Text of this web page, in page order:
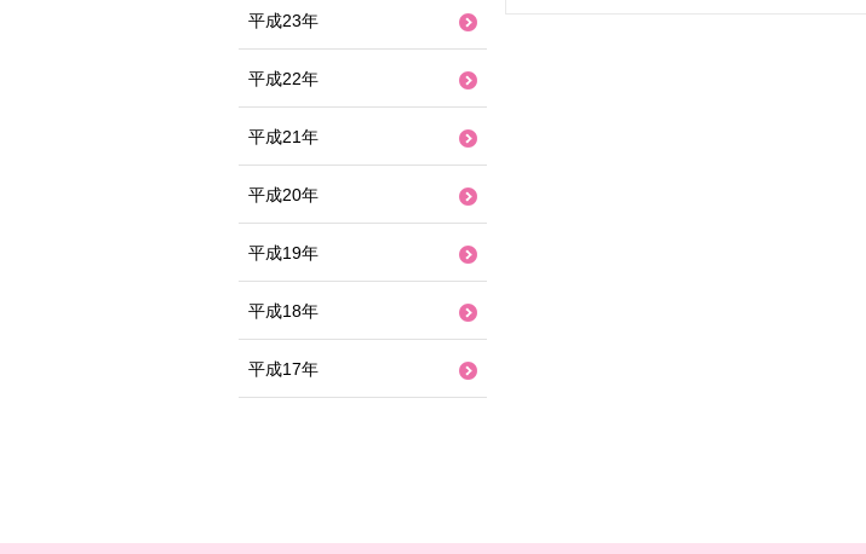
平成23年
平成22年
平成21年
平成20年
平成19年
平成18年
平成17年